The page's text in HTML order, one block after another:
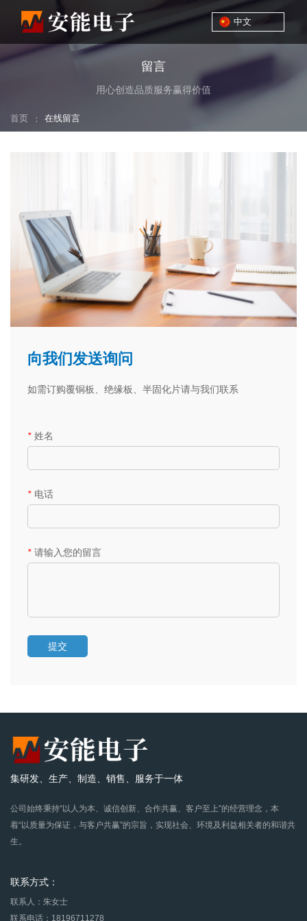
中文
留言
用心创造品质服务赢得价值
首页 ： 在线留言
向我们发送询问
如需订购覆铜板、绝缘板、半固化片请与我们联系
* 姓名
* 电话
* 请输入您的留言
提交
集研发、生产、制造、销售、服务于一体
公司始终秉持“以人为本、诚信创新、合作共赢、客户至上”的经营理念，本
着“以质量为保证，与客户共赢”的宗旨，实现社会、环境及利益相关者的和谐共
生。
联系方式：
联系人：朱女士
联系电话：18196711278